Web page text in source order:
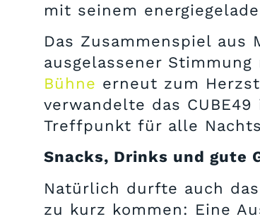
mit seinem
Das Zusammenspiel aus
ausgelassener Stimmung
Bühne erneut zum
verwandelte das
Treffpunkt für alle
Snacks, Drinks und gute
Natürlich durfte auch
zu kurz kommen: Eine